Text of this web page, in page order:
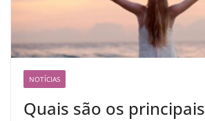
NOTÍCIAS
Quais são os principais